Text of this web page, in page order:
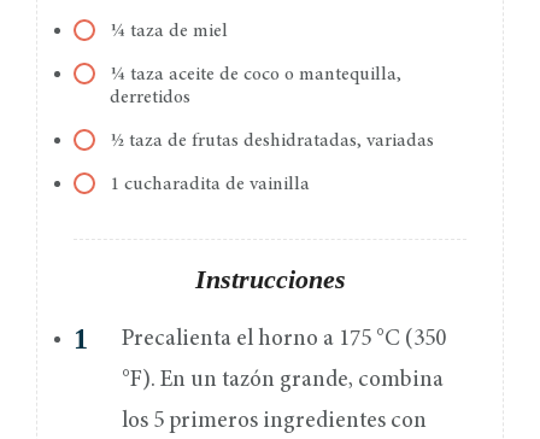
¼ taza de miel
¼ taza aceite de coco o mantequilla,
derretidos
½ taza de frutas deshidratadas, variadas
1 cucharadita de vainilla
Instrucciones
Precalienta el horno a 175 °C (350
°F). En un tazón grande, combina
los 5 primeros ingredientes con